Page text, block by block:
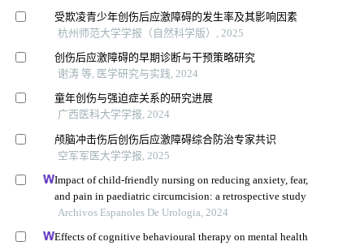
受欺凌青少年创伤后应激障碍的发生率及其影响因素
杭州师范大学学报（自然科学版）, 2025
创伤后应激障碍的早期诊断与干预策略研究
谢涛 等, 医学研究与实践, 2024
童年创伤与强迫症关系的研究进展
广西医科大学学报, 2024
颅脑冲击伤后创伤后应激障碍综合防治专家共识
空军军医大学学报, 2025
Impact of child-friendly nursing on reducing anxiety, fear,
and pain in paediatric circumcision: a retrospective study
Archivos Espanoles De Urologia, 2024
Effects of cognitive behavioural therapy on mental health